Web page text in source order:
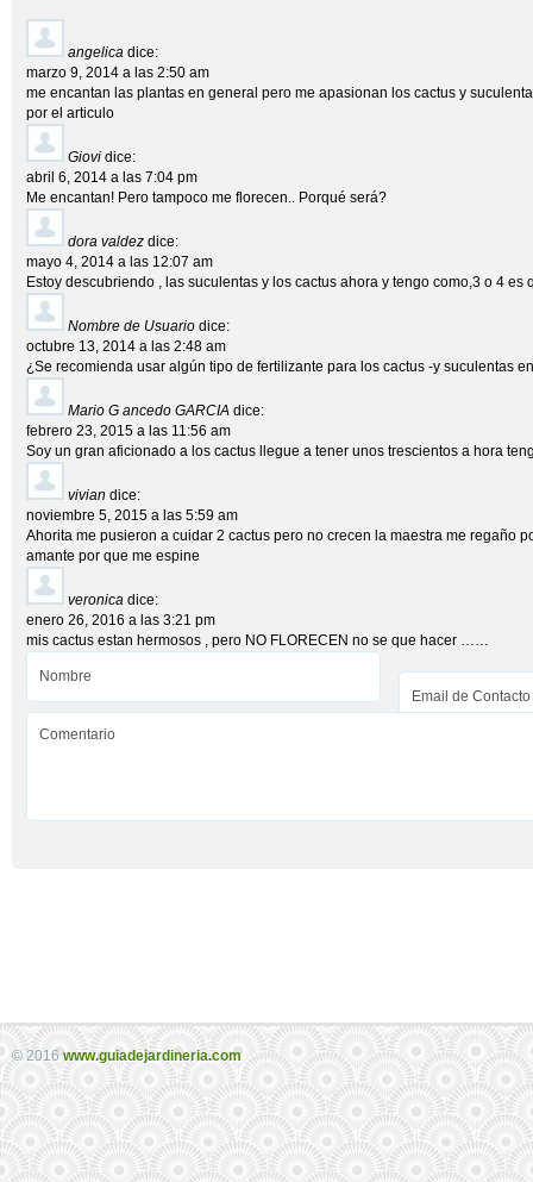
angelica dice:
marzo 9, 2014 a las 2:50 am
me encantan las plantas en general pero me apasionan los cactus y
por el articulo
Giovi dice:
abril 6, 2014 a las 7:04 pm
Me encantan! Pero tampoco me florecen.. Porqué será?
dora valdez dice:
mayo 4, 2014 a las 12:07 am
Estoy descubriendo , las suculentas y los cactus ahora y tengo como,3 o 4 es
Nombre de Usuario dice:
octubre 13, 2014 a las 2:48 am
¿Se recomienda usar algún tipo de fertilizante para los cactus -y suculentas
Mario G ancedo GARCIA dice:
febrero 23, 2015 a las 11:56 am
Soy un gran aficionado a los cactus llegue a tener unos trescientos a hora
vivian dice:
noviembre 5, 2015 a las 5:59 am
Ahorita me pusieron a cuidar 2 cactus pero no crecen la maestra me regaño
amante por que me espine
veronica dice:
enero 26, 2016 a las 3:21 pm
mis cactus estan hermosos , pero NO FLORECEN no se que hacer ……
© 2016 www.guiadejardineria.com